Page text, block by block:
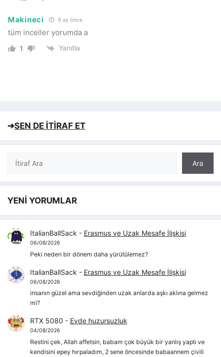
Makineci 6 ay önce
tüm inceller yorumda a
1 Yanıtla
➔SEN DE İTİRAF ET
Ara
Ara
YENİ YORUMLAR
ItalianBallSack - Erasmus ve Uzak Mesafe İlişkisi
06/08/2026
Peki neden bir dönem daha yürütülemez?
ItalianBallSack - Erasmus ve Uzak Mesafe İlişkisi
06/08/2026
insanın güzel ama sevdiğinden uzak anlarda aşkı aklına gelmez
mi?
RTX 5080 - Evde huzursuzluk
04/08/2026
Restini çek, Allah affetsin, babam çok büyük bir yanlış yaptı ve
kendisini epey hırpaladım, 2 sene öncesinde babaannem çivili